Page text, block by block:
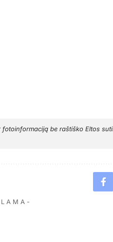
be raštiško Eltos
L A M A -